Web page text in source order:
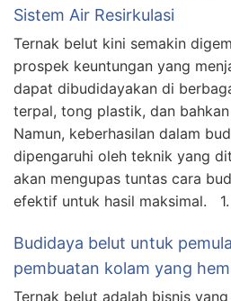
Sistem Air Resirkulasi
Ternak belut kini semakin
prospek keuntungan yang
dapat dibudidayakan di
terpal, tong plastik, dan
Namun, keberhasilan dalam
dipengaruhi oleh teknik yang
akan mengupas tuntas cara
efektif untuk hasil maksimal.
Budidaya belut untuk
pembuatan kolam yang
Ternak belut adalah bisnis